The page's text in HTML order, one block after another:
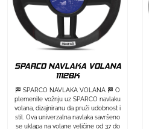
SPARCO NAVLAKA VOLANA
1112BK
🏁 SPARCO NAVLAKA VOLANA 🏁 O
plemenite vožnju uz SPARCO navlaku
volana, dizajniranu da pruži udobnost i
stil. Ova univerzalna navlaka savršeno
se uklapa na volane veličine od 37 do